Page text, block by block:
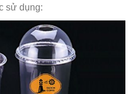
sử dụng: